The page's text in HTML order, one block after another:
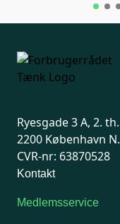
Ryesgade 3 A, 2. th.
2200 København N.
CVR-nr: 63870528
Kontakt
Medlemsservice